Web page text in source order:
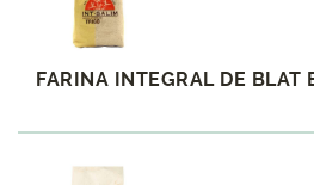
FARINA INTEGRAL DE BLAT